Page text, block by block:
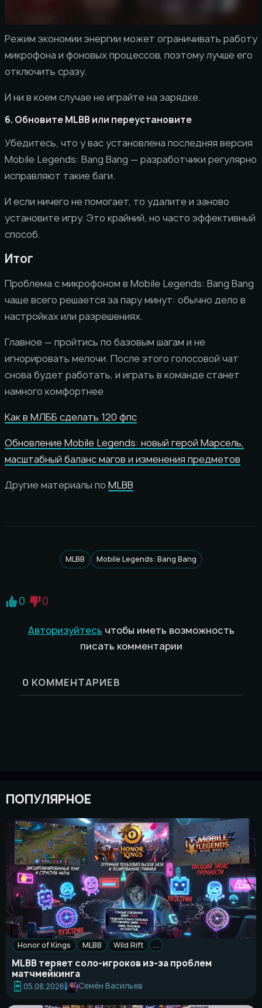
Режим экономии энергии может ограничивать работу
микрофона и фоновых процессов, поэтому лучше его
отключить сразу.
И ни в коем случае не играйте на зарядке.
6. Обновите MLBB или переустановите
Убедитесь, что у вас установлена последняя версия
Mobile Legends: Bang Bang — разработчики регулярно
исправляют такие баги.
И если ничего не помогает, то удалите и заново
установите игру. Это крайний, но часто эффективный
способ.
Итог
Проблема с микрофоном в Mobile Legends: Bang Bang
чаще всего решается за пару минут: обычно дело в
настройках или разрешениях.
Главное — пройтись по базовым шагам и не
игнорировать мелочи. После этого голосовой чат
снова будет работать, и играть в команде станет
намного комфортнее
Как в МЛББ сделать 120 фпс
Обновление Mobile Legends: новый герой Марсель,
масштабный баланс магов и изменения предметов
Другие материалы по MLBB
MLBB Mobile Legends: Bang Bang
0 0
Авторизуйтесь чтобы иметь возможность
писать комментарии
0 КОММЕНТАРИЕВ
ПОПУЛЯРНОЕ
Honor of Kings MLBB Wild Rift
MLBB теряет соло-игроков из-за проблем
матчмейкинга
05.08.2026 Семён Васильев